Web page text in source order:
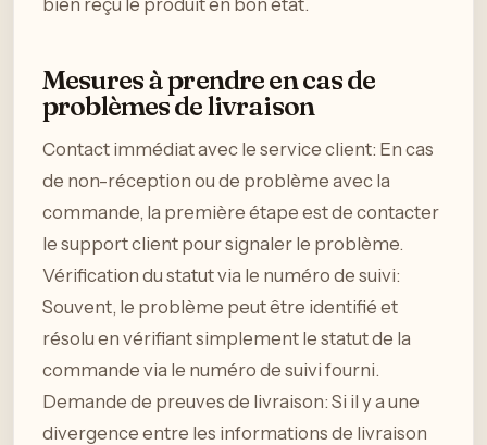
bien reçu le produit en bon état.
Mesures à prendre en cas de
problèmes de livraison
Contact immédiat avec le service client: En cas
de non-réception ou de problème avec la
commande, la première étape est de contacter
le support client pour signaler le problème.
Vérification du statut via le numéro de suivi:
Souvent, le problème peut être identifié et
résolu en vérifiant simplement le statut de la
commande via le numéro de suivi fourni.
Demande de preuves de livraison: Si il y a une
divergence entre les informations de livraison